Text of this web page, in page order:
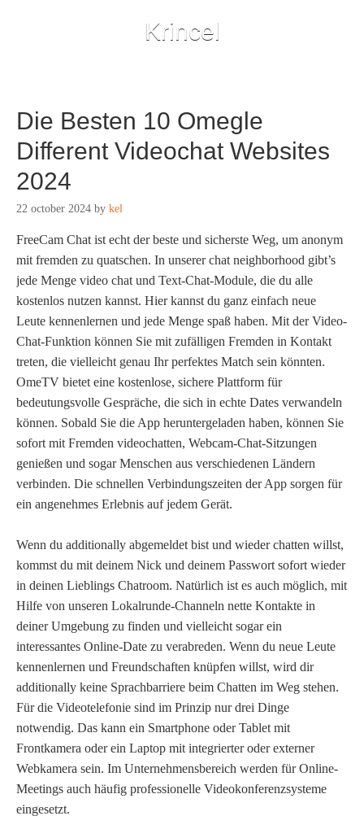
Krincel
Die Besten 10 Omegle
Different Videochat Websites
2024
22 october 2024 by kel
FreeCam Chat ist echt der beste und sicherste Weg, um anonym
mit fremden zu quatschen. In unserer chat neighborhood gibt’s
jede Menge video chat und Text-Chat-Module, die du alle
kostenlos nutzen kannst. Hier kannst du ganz einfach neue
Leute kennenlernen und jede Menge spaß haben. Mit der Video-
Chat-Funktion können Sie mit zufälligen Fremden in Kontakt
treten, die vielleicht genau Ihr perfektes Match sein könnten.
OmeTV bietet eine kostenlose, sichere Plattform für
bedeutungsvolle Gespräche, die sich in echte Dates verwandeln
können. Sobald Sie die App heruntergeladen haben, können Sie
sofort mit Fremden videochatten, Webcam-Chat-Sitzungen
genießen und sogar Menschen aus verschiedenen Ländern
verbinden. Die schnellen Verbindungszeiten der App sorgen für
ein angenehmes Erlebnis auf jedem Gerät.
Wenn du additionally abgemeldet bist und wieder chatten willst,
kommst du mit deinem Nick und deinem Passwort sofort wieder
in deinen Lieblings Chatroom. Natürlich ist es auch möglich, mit
Hilfe von unseren Lokalrunde-Channeln nette Kontakte in
deiner Umgebung zu finden und vielleicht sogar ein
interessantes Online-Date zu verabreden. Wenn du neue Leute
kennenlernen und Freundschaften knüpfen willst, wird dir
additionally keine Sprachbarriere beim Chatten im Weg stehen.
Für die Videotelefonie sind im Prinzip nur drei Dinge
notwendig. Das kann ein Smartphone oder Tablet mit
Frontkamera oder ein Laptop mit integrierter oder externer
Webkamera sein. Im Unternehmensbereich werden für Online-
Meetings auch häufig professionelle Videokonferenzsysteme
eingesetzt.